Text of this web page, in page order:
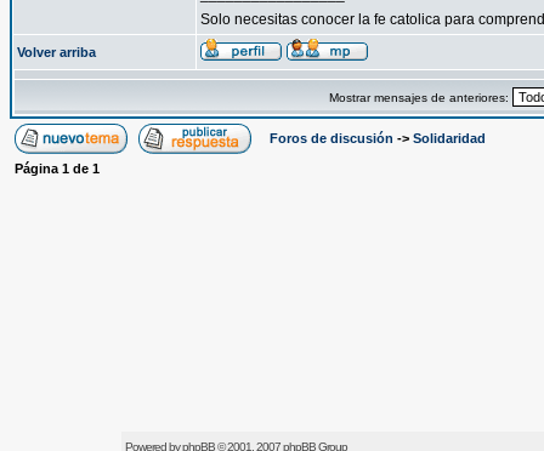
Solo necesitas conocer la fe catolica para
Volver arriba
Mostrar mensajes de anteriores:
Foros de discusión -> Solidaridad
Página 1 de 1
Powered byphpBB© 2001, 2007 phpBB Group